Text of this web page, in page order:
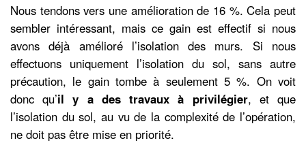
Nous tendons vers une amélioration de 16 %. Cela peut
sembler intéressant, mais ce gain est effectif si nous
avons déjà amélioré l’isolation des murs. Si nous
effectuons uniquement l’isolation du sol, sans autre
précaution, le gain tombe à seulement 5 %. On voit
donc qu’il y a des travaux à privilégier, et que
l’isolation du sol, au vu de la complexité de l’opération,
ne doit pas être mise en priorité.